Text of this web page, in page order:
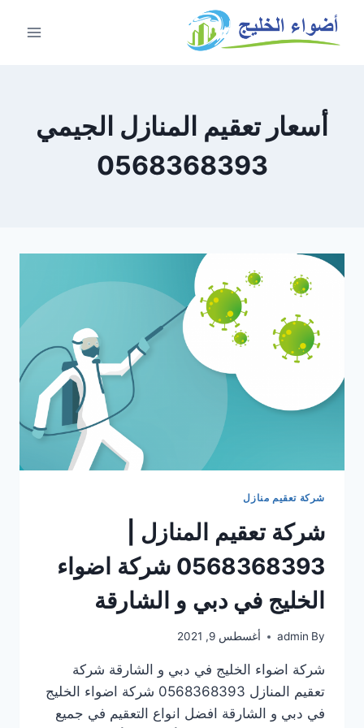
أسعار تعقيم المنازل الجيمي
0568368393
شركة تعقيم منازل
شركة تعقيم المنازل |
0568368393 شركة اضواء
الخليج في دبي و الشارقة
By
admin أغسطس 9, 2021
شركة اضواء الخليج في دبي و الشارقة شركة
تعقيم المنازل 0568368393 شركة اضواء الخليج
في دبي و الشارقة افضل انواع التعقيم في جميع